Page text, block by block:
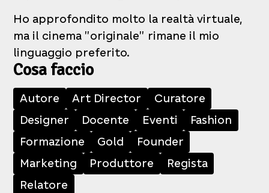
Ho approfondito molto la realtà virtuale,
ma il cinema "originale" rimane il mio
linguaggio preferito.
Cosa faccio
Autore Art Director
Curatore
Designer
Docente Eventi
Fashion
Formazione
Gold
Founder
Marketing
Produttore
Regista
Relatore